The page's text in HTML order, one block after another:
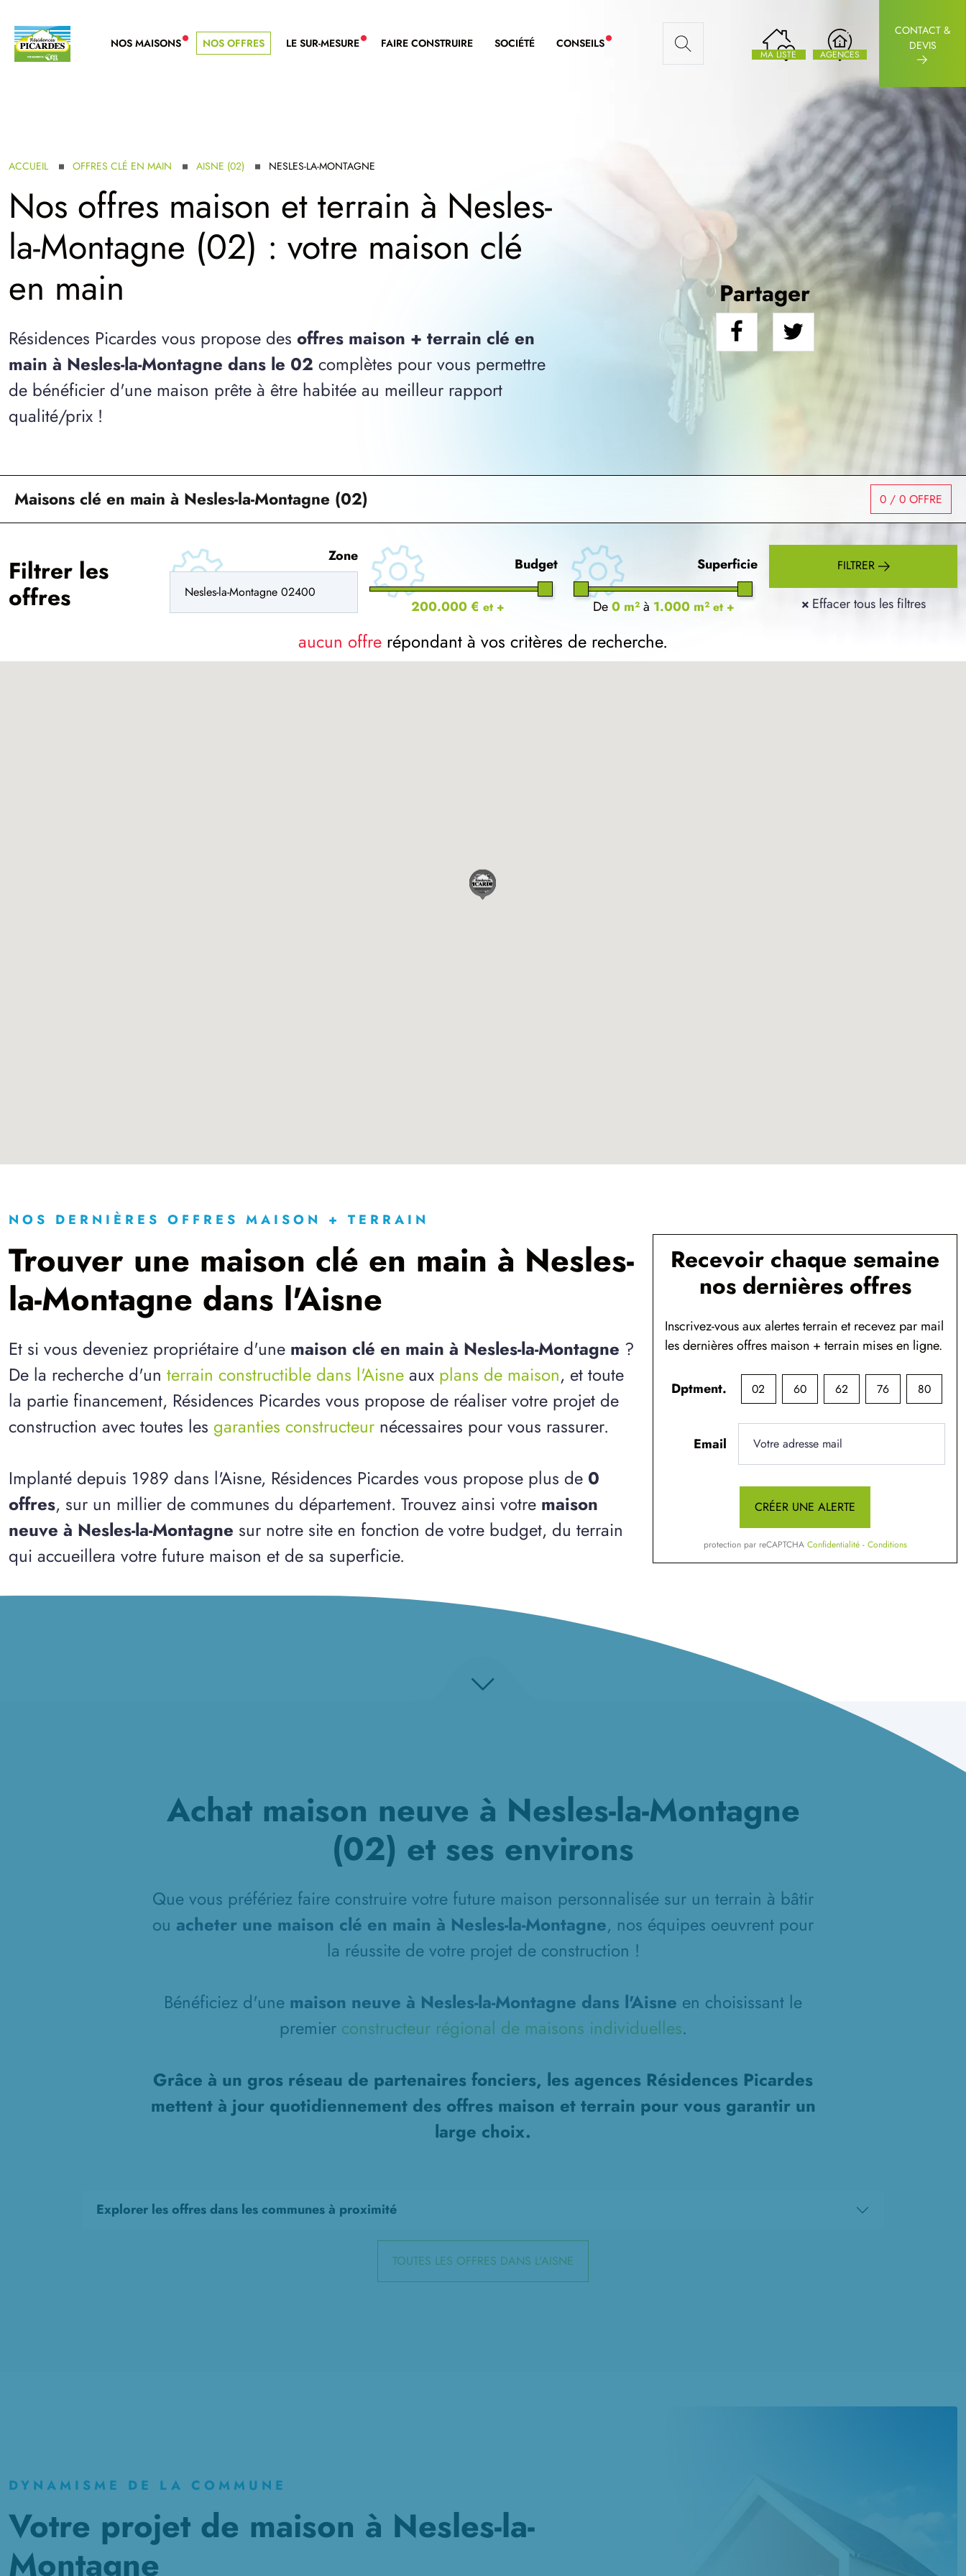
NOS MAISONS NOUVELLE GAMME
NOS OFFRES LE SUR-MESURE NOUVEAU SERVICE BDL EXTENSION
FAIRE CONSTRUIRE SOCIÉTÉ CONSEILS NOUVEAUX ARTICLES
MA LISTE AGENCES
CONTACT &
DEVIS
ACCUEIL OFFRES CLÉ EN MAIN AISNE (02) NESLES-LA-MONTAGNE
Nos offres maison et terrain à Nesles-
la-Montagne (02) : votre maison clé
en main
Résidences Picardes vous propose des offres maison + terrain clé en
main à Nesles-la-Montagne dans le 02 complètes pour vous permettre
de bénéficier d'une maison prête à être habitée au meilleur rapport
qualité/prix !
Partager
Maisons clé en main à Nesles-la-Montagne (02) 0 / 0 OFFRE
Filtrer les
offres
Zone Budget
200.000 € et +
Superficie
De0 m²à 1.000 m² et +
FILTRER
× Effacer tous les filtres
aucun offre répondant à vos critères de recherche.
NOS DERNIÈRES OFFRES MAISON + TERRAIN
Trouver une maison clé en main à Nesles-
la-Montagne dans l'Aisne
Et si vous deveniez propriétaire d'une maison clé en main à Nesles-la-Montagne ?
De la recherche d'un terrain constructible dans l'Aisne aux plans de maison, et toute
la partie financement, Résidences Picardes vous propose de réaliser votre projet de
construction avec toutes les garanties constructeur nécessaires pour vous rassurer.
Implanté depuis 1989 dans l'Aisne, Résidences Picardes vous propose plus de 0
offres, sur un millier de communes du département. Trouvez ainsi votre maison
neuve à Nesles-la-Montagne sur notre site en fonction de votre budget, du terrain
qui accueillera votre future maison et de sa superficie.
Recevoir chaque semaine
nos dernières offres
Inscrivez-vous aux alertes terrain et recevez par mail
les dernières offres maison + terrain mises en ligne.
Dptment. 02 60 62 76 80
Email
CRÉER UNE ALERTE
protection par reCAPTCHA Confidentialité - Conditions
Achat maison neuve à Nesles-la-Montagne
(02) et ses environs
Que vous préfériez faire construire votre future maison personnalisée sur un terrain à bâtir
ou acheter une maison clé en main à Nesles-la-Montagne, nos équipes oeuvrent pour
la réussite de votre projet de construction !
Bénéficiez d'une maison neuve à Nesles-la-Montagne dans l'Aisne en choisissant le
premier constructeur régional de maisons individuelles.
Grâce à un gros réseau de partenaires fonciers, les agences Résidences Picardes
mettent à jour quotidiennement des offres maison et terrain pour vous garantir un
large choix.
Explorer les offres dans les communes à proximité
TOUTES LES OFFRES DANS L'AISNE
DYNAMISME DE LA COMMUNE
Votre projet de maison à Nesles-la-
Montagne